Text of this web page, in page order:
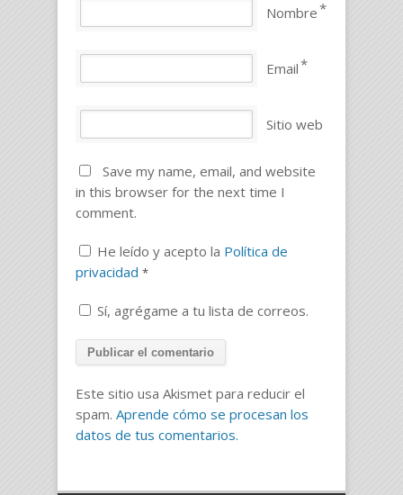
Nombre*
Email*
Sitio web
Save my name, email, and website
in this browser for the next time I
comment.
He leído y acepto la Política de
privacidad *
Sí, agrégame a tu lista de correos.
Este sitio usa Akismet para reducir el
spam. Aprende cómo se procesan los
datos de tus comentarios.